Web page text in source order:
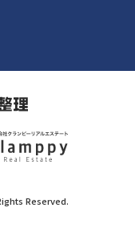
県
ーン・クレジッ
Reserved.